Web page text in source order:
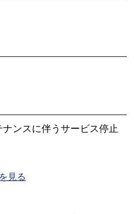
ンスに伴うサービス停止
見る